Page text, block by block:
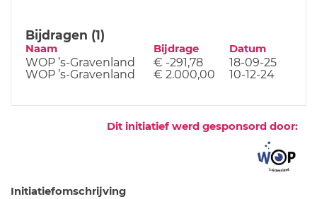
Bijdragen (1)
Naam Bijdrage Datum
WOP ’s-Gravenland € -291,78
18-09-25
WOP ’s-Gravenland
€ 2.000,00 10-12-24
Dit initiatief werd gesponsord door:
Initiatiefomschrijving